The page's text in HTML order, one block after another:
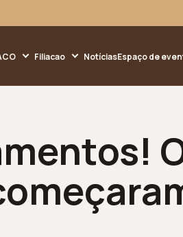
Filiacao NotíciasEspaço de